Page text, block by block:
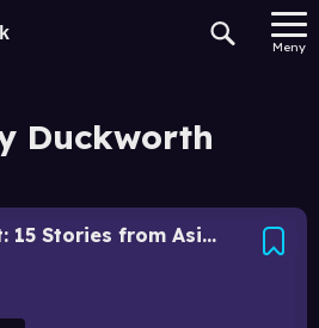
Meny
Duckworth
The A List: 15 Stories from Asian and Pacific Diasporas